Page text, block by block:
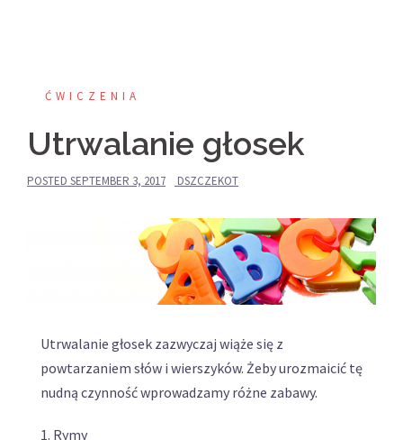
ĆWICZENIA
Utrwalanie głosek
POSTED SEPTEMBER 3, 2017 DSZCZEKOT
Utrwalanie głosek zazwyczaj wiąże się z
powtarzaniem słów i wierszyków. Żeby urozmaicić tę
nudną czynność wprowadzamy różne zabawy.
1. Rymy